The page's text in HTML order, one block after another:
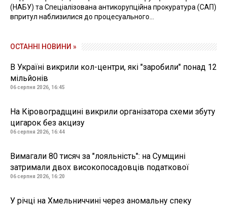
(НАБУ) та Спеціалізована антикорупційна прокуратура (САП)
впритул наблизилися до процесуального...
ОСТАННІ НОВИНИ »
В Україні викрили кол-центри, які "заробили" понад 12
мільйонів
06 серпня 2026, 16:45
На Кіровоградщині викрили організатора схеми збуту
цигарок без акцизу
06 серпня 2026, 16:44
Вимагали 80 тисяч за "лояльність": на Сумщині
затримали двох високопосадовців податкової
06 серпня 2026, 16:20
У річці на Хмельниччині через аномальну спеку